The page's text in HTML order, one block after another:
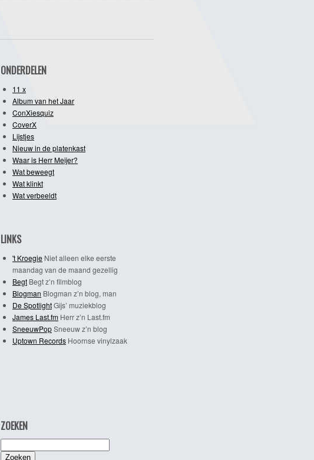
ONDERDELEN
11 x
Album van het Jaar
ConXiesquiz
CoverX
Lijstjes
Nieuw in de platenkast
Waar is Herr Meijer?
Wat beweegt
Wat klinkt
Wat verbeeldt
LINKS
't Kroegie Niet alleen elke eerste
maandag van de maand gezellig
Begt Begt z’n filmblog
Blogman Blogman z’n blog, man
De SpotlightGijs’ muziekblog
James Last.fm Herr z’n Last.fm
SneeuwPopSneeuw z’n blog
Uptown Records Hoornse vinylzaak
ZOEKEN
naar: